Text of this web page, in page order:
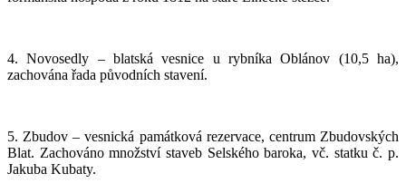
4. Novosedly – blatská vesnice u rybníka Oblánov (10,5 ha),
zachována řada původních stavení.
5. Zbudov – vesnická památková rezervace, centrum Zbudovských
Blat. Zachováno množství staveb Selského baroka, vč. statku č. p.
Jakuba Kubaty.